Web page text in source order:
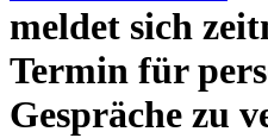
meldet sich
Termin für
Gespräche zu